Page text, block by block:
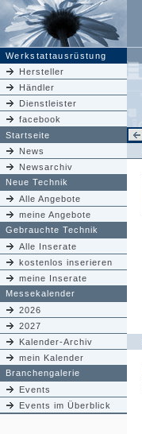
Werkstattausrüstung
Hersteller
Händler
Dienstleister
facebook
Startseite
News
Newsarchiv
Neue Technik
Alle Angebote
meine Angebote
Gebrauchte Technik
Alle Inserate
kostenlos inserieren
meine Inserate
Messekalender
2026
2027
Kalender-Archiv
mein Kalender
Branchengalerie
Events
Events im Überblick